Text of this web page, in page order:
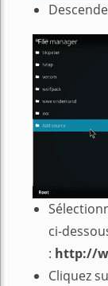
ci-
: http://
Cliquez